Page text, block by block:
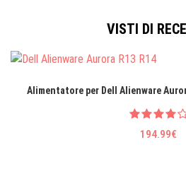
VISTI DI
Alimentatore per Dell Alienware
194.99€